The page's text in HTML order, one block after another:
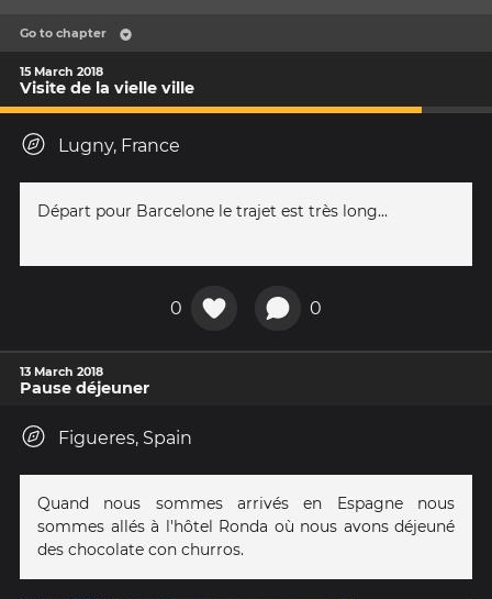
Go to chapter
15 March 2018
Visite de la vielle ville
Lugny, France
Départ pour Barcelone le trajet est très long...
0 0
13 March 2018
Pause déjeuner
Figueres, Spain
Quand nous sommes arrivés en Espagne nous
sommes allés à l'hôtel Ronda où nous avons déjeuné
des chocolate con churros.